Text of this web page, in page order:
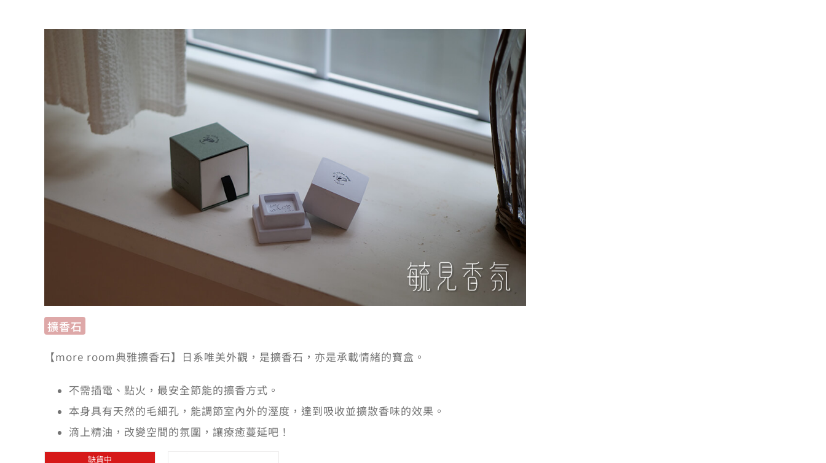
擴香石
【more room典雅擴香石】日系唯美外觀，是擴香石，亦是承載情緒的寶盒。
不需插電、點火，最安全節能的擴香方式。
本身具有天然的毛細孔，能調節室內外的溼度，達到吸收並擴散香味的效果。
滴上精油，改變空間的氛圍，讓療癒蔓延吧！
缺貨中